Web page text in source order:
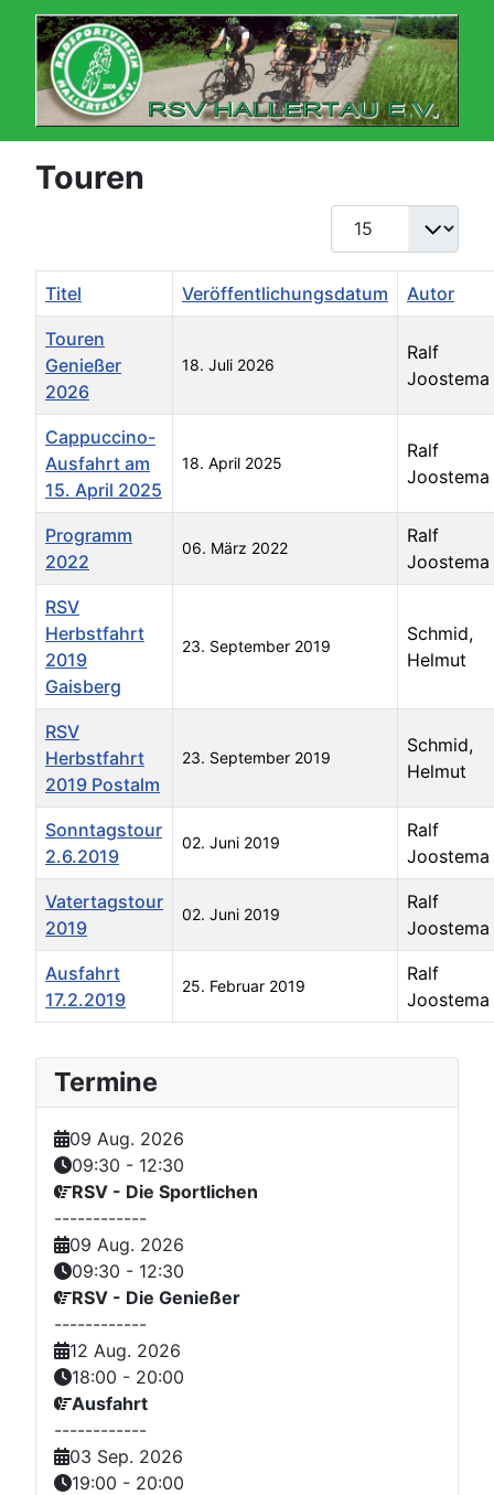
Touren
Anzeige #
Titel Veröffentlichungsdatum Autor
Touren
Genießer
2026
18. Juli 2026
Ralf
Joostema
Cappuccino-
Ausfahrt am
15. April 2025
18. April 2025
Ralf
Joostema
Programm
2022
06. März 2022
Ralf
Joostema
RSV
Herbstfahrt
2019
Gaisberg
23. September 2019
Schmid,
Helmut
RSV
Herbstfahrt
2019 Postalm
23. September 2019
Schmid,
Helmut
Sonntagstour
2.6.2019
02. Juni 2019
Ralf
Joostema
Vatertagstour
2019
02. Juni 2019
Ralf
Joostema
Ausfahrt
17.2.2019
25. Februar 2019
Ralf
Joostema
Termine
09 Aug. 2026
09:30 - 12:30
RSV - Die Sportlichen
------------
09 Aug. 2026
09:30 - 12:30
RSV - Die Genießer
------------
12 Aug. 2026
18:00 - 20:00
Ausfahrt
------------
03 Sep. 2026
19:00 - 20:00